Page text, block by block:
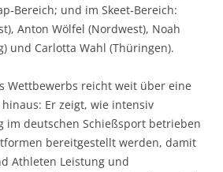
und im Skeet‑Bereich:
Anton Wölfel (Nordwest), Noah
und Carlotta Wahl (Thüringen).
Wettbewerbs reicht weit über eine
Er zeigt, wie intensiv
im deutschen Schießsport betrieben
bereitgestellt werden, damit
Athleten Leistung und